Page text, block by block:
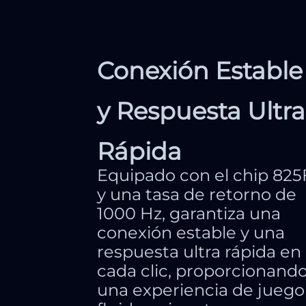
Conexión Estable
y Respuesta Ultra
Rápida
Equipado con el chip
y una tasa de retorno de
1000 Hz, garantiza una
conexión estable y una
respuesta ultra rápida en
cada clic,
una experiencia de juego